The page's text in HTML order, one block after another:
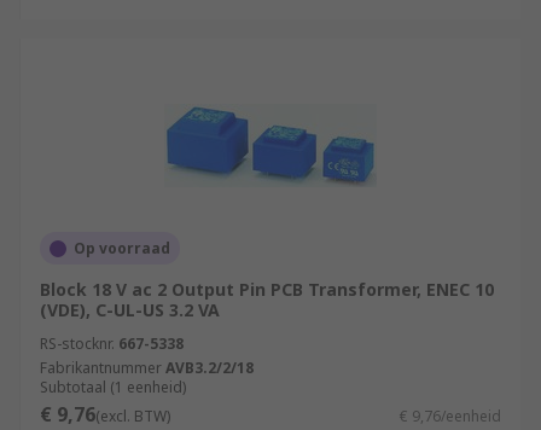
Op voorraad
Block 18 V ac 2 Output Pin PCB Transformer, ENEC 10
(VDE), C-UL-US 3.2 VA
RS-stocknr. 667-5338
FabrikantnummerAVB3.2/2/18
Subtotaal (1 eenheid)
€ 9,76(excl. BTW) € 9,76/eenheid